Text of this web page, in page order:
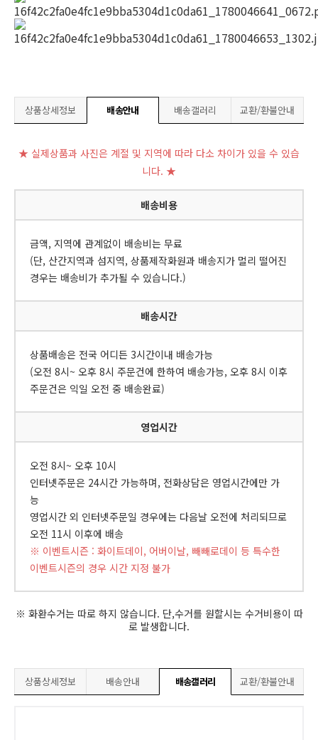
상품상세정보 배송안내 배송갤러리 교환/환불안내
★ 실제상품과 사진은 계절 및 지역에 따라 다소 차이가 있을 수 있습
니다. ★
배송비용
금액, 지역에 관계없이 배송비는 무료
(단, 산간지역과 섬지역, 상품제작화원과 배송지가 멀리 떨어진
경우는 배송비가 추가될 수 있습니다.)
배송시간
상품배송은 전국 어디든 3시간이내 배송가능
(오전 8시~ 오후 8시 주문건에 한하여 배송가능, 오후 8시 이후
주문건은 익일 오전 중 배송완료)
영업시간
오전 8시~ 오후 10시
인터넷주문은 24시간 가능하며, 전화상담은 영업시간에만 가
능
영업시간 외 인터넷주문일 경우에는 다음날 오전에 처리되므로
오전 11시 이후에 배송
※ 이벤트시즌 : 화이트데이, 어버이날, 빼빼로데이 등 특수한
이벤트시즌의 경우 시간 지정 불가
※ 화환수거는 따로 하지 않습니다. 단,수거를 원할시는 수거비용이 따
로 발생합니다.
상품상세정보 배송안내 배송갤러리 교환/환불안내